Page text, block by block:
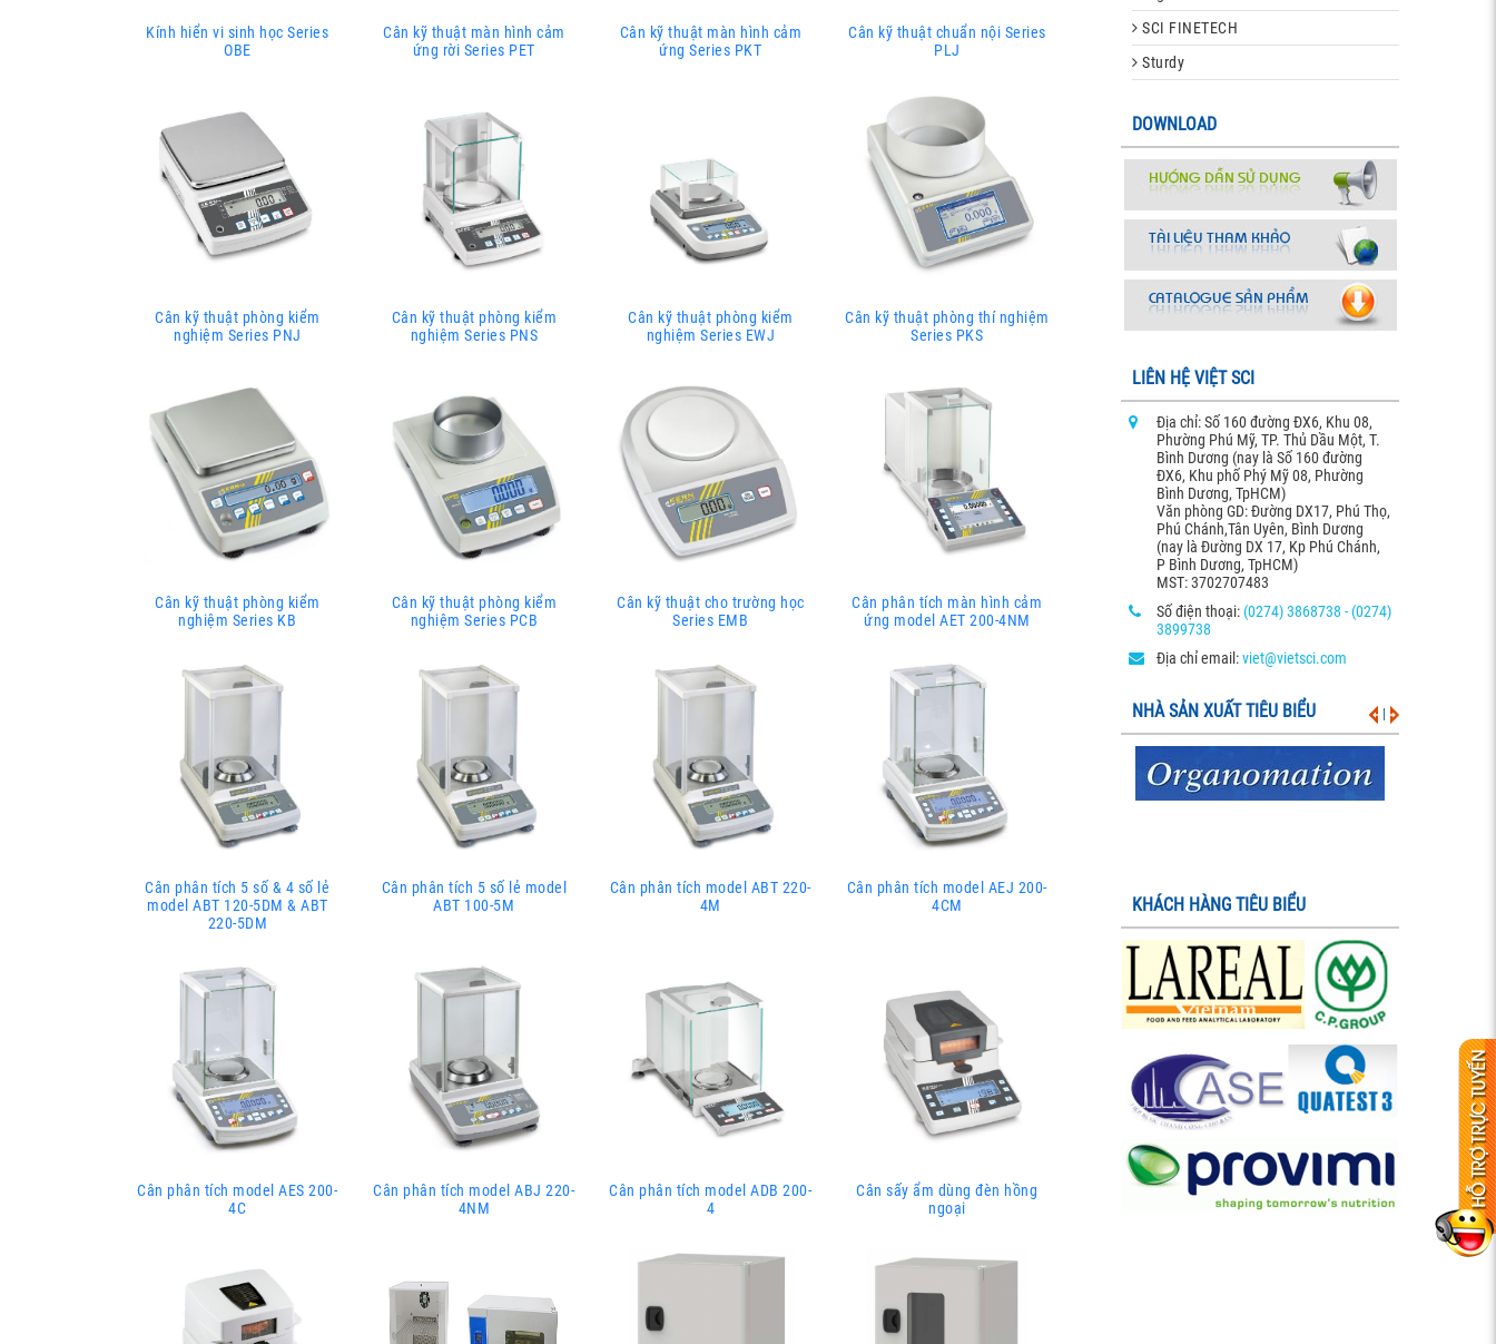
Kính hiển vi sinh học Series
OBE
Cân kỹ thuật màn hình cảm
ứng rời Series PET
Cân kỹ thuật màn hình cảm
ứng Series PKT
Cân kỹ thuật chuẩn nội Series
PLJ
Cân kỹ thuật phòng kiểm
nghiệm Series PNJ
Cân kỹ thuật phòng kiểm
nghiệm Series PNS
Cân kỹ thuật phòng kiểm
nghiệm Series EWJ
Cân kỹ thuật phòng thí nghiệm
Series PKS
Cân kỹ thuật phòng kiểm
nghiệm Series KB
Cân kỹ thuật phòng kiểm
nghiệm Series PCB
Cân kỹ thuật cho trường học
Series EMB
Cân phân tích màn hình cảm
ứng model AET 200-4NM
Cân phân tích 5 số & 4 số lẻ
model ABT 120-5DM & ABT
220-5DM
Cân phân tích 5 số lẻ model
ABT 100-5M
Cân phân tích model ABT 220-
4M
Cân phân tích model AEJ 200-
4CM
Cân phân tích model AES 200-
4C
Cân phân tích model ABJ 220-
4NM
Cân phân tích model ADB 200-
4
Cân sấy ẩm dùng đèn hồng
ngoại
SCI FINETECH
Sturdy
DOWNLOAD
LIÊN HỆ VIỆT SCI
Địa chỉ: Số 160 đường ĐX6, Khu 08,
Phường Phú Mỹ, TP. Thủ Dầu Một, T.
Bình Dương (nay là Số 160 đường
ĐX6, Khu phố Phý Mỹ 08, Phường
Bình Dương, TpHCM)
Văn phòng GD: Đường DX17, Phú Thọ,
Phú Chánh,Tân Uyên, Bình Dương
(nay là Đường DX 17, Kp Phú Chánh,
P Bình Dương, TpHCM)
MST: 3702707483
Số điện thoại: (0274) 3868738 - (0274)
3899738
Địa chỉ email:viet@vietsci.com
NHÀ SẢN XUẤT TIÊU BIỂU
KHÁCH HÀNG TIÊU BIỂU